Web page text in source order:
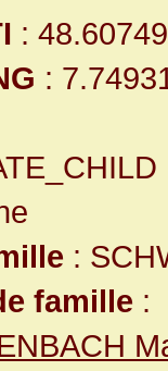
:
:
:
famille :